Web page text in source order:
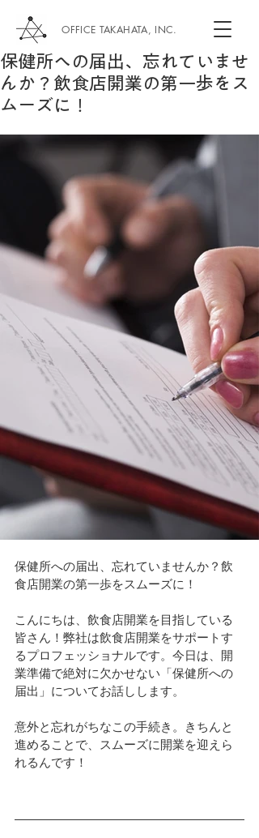
OFFICE TAKAHATA, INC.
保健所への届出、忘れていませ
んか？飲食店開業の第一歩をス
ムーズに！
保健所への届出、忘れていませんか？飲
食店開業の第一歩をスムーズに！
こんにちは、飲食店開業を目指している
皆さん！弊社は飲食店開業をサポートす
るプロフェッショナルです。今日は、開
業準備で絶対に欠かせない「保健所への
届出」についてお話しします。
意外と忘れがちなこの手続き。きちんと
進めることで、スムーズに開業を迎えら
れるんです！